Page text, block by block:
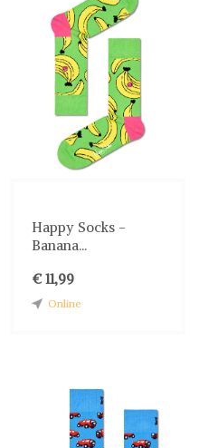
Happy Socks -
Banana...
€ 11,99
Online